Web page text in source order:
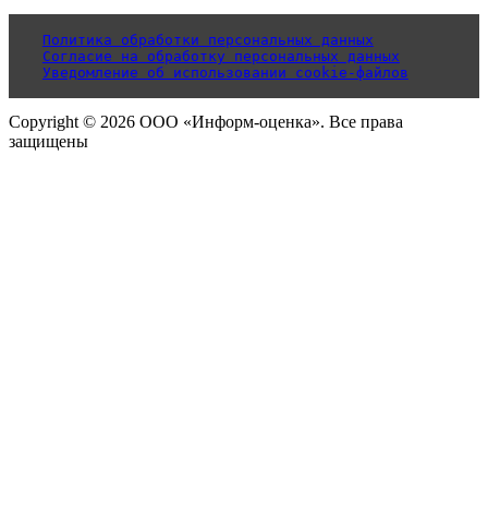
Политика обработки персональных данных
Согласие на обработку персональных данных
Уведомление об использовании cookie-файлов
Copyright © 2026 ООО «Информ-оценка». Все права
защищены